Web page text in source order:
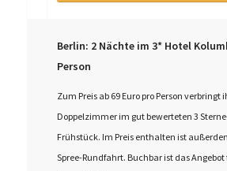
Berlin: 2 Nächte im 3* Hotel
Person
Zum Preis ab 69 Euro pro Person
Doppelzimmer im gut bewerteten 3
Frühstück. Im Preis enthalten ist
Spree-Rundfahrt. Buchbar ist das Angebot